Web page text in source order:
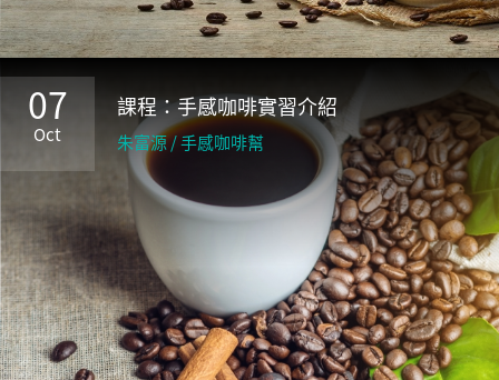
07
Oct
課程：手感咖啡實習介紹
朱富源 / 手感咖啡幫